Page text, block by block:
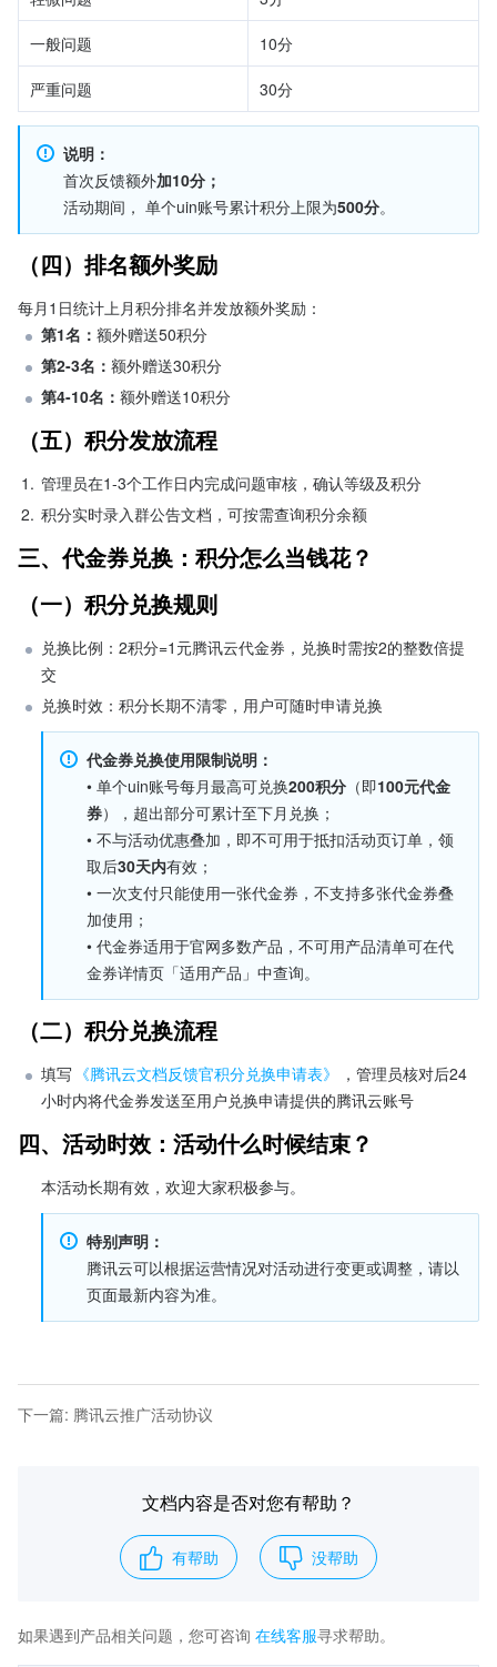
一般问题 10分
严重问题 30分
说明：
首次反馈额外加10分；
活动期间， 单个uin账号累计积分上限为500分。
（四）排名额外奖励
每月1日统计上月积分排名并发放额外奖励：
第1名： 额外赠送50积分
第2-3名： 额外赠送30积分
第4-10名： 额外赠送10积分
（五）积分发放流程
1. 管理员在1-3个工作日内完成问题审核，确认等级及积分
2. 积分实时录入群公告文档，可按需查询积分余额
三、代金券兑换：积分怎么当钱花？
（一）积分兑换规则
兑换比例：2积分=1元腾讯云代金券，兑换时需按2的整数倍提
交
兑换时效：积分长期不清零，用户可随时申请兑换
代金券兑换使用限制说明：
• 单个uin账号每月最高可兑换200积分 （即100元代金
券），超出部分可累计至下月兑换；
• 不与活动优惠叠加，即不可用于抵扣活动页订单，领
取后30天内有效；
• 一次支付只能使用一张代金券，不支持多张代金券叠
加使用；
• 代金券适用于官网多数产品，不可用产品清单可在代
金券详情页「适用产品」中查询。
（二）积分兑换流程
填写 《腾讯云文档反馈官积分兑换申请表》
，管理员核对后24
小时内将代金券发送至用户兑换申请提供的腾讯云账号
四、活动时效：活动什么时候结束？
本活动长期有效，欢迎大家积极参与。
特别声明：
腾讯云可以根据运营情况对活动进行变更或调整，请以
页面最新内容为准。
下一篇: 腾讯云推广活动协议
文档内容是否对您有帮助？
有帮助 没帮助
如果遇到产品相关问题，您可咨询 在线客服寻求帮助。